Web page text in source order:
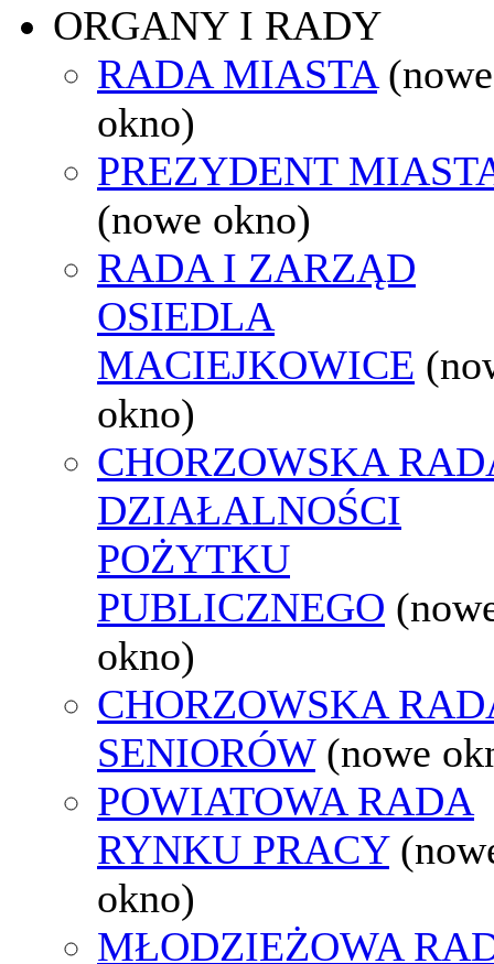
ORGANY I RADY
RADA MIASTA (nowe
okno)
PREZYDENT
(nowe okno)
RADA I ZARZĄD
OSIEDLA
MACIEJKOWICE
okno)
CHORZOWSKA
DZIAŁALNOŚCI
POŻYTKU
PUBLICZNEGO
okno)
CHORZOWSKA
SENIORÓW (nowe
POWIATOWA RADA
RYNKU PRACY
okno)
MŁODZIEŻOWA